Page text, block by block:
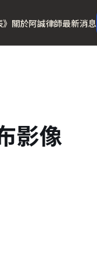
關於阿誠律師最新消息
影像